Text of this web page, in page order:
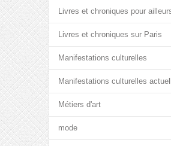
Livres et chroniques pour
Livres et chroniques sur Paris
Manifestations culturelles
Manifestations culturelles
Métiers d'art
mode